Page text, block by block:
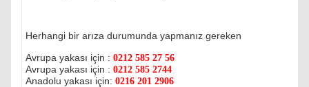
Herhangi bir arıza durumunda yapmanız gereken
Avrupa yakası için : 0212 585 27 56
Avrupa yakası için : 0212 585 2744
Anadolu yakası için: 0216 201 2906